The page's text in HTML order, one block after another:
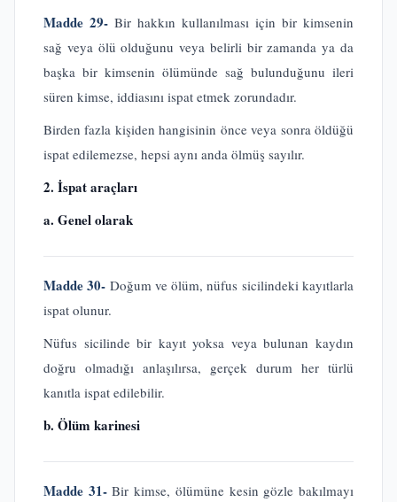
Madde 29- Bir hakkın kullanılması için bir kimsenin
sağ veya ölü olduğunu veya belirli bir zamanda ya da
başka bir kimsenin ölümünde sağ bulunduğunu ileri
süren kimse, iddiasını ispat etmek zorundadır.
Birden fazla kişiden hangisinin önce veya sonra öldüğü
ispat edilemezse, hepsi aynı anda ölmüş sayılır.
2. İspat araçları
a. Genel olarak
Madde 30- Doğum ve ölüm, nüfus sicilindeki kayıtlarla
ispat olunur.
Nüfus sicilinde bir kayıt yoksa veya bulunan kaydın
doğru olmadığı anlaşılırsa, gerçek durum her türlü
kanıtla ispat edilebilir.
b. Ölüm karinesi
Madde 31-Bir kimse, ölümüne kesin gözle bakılmayı